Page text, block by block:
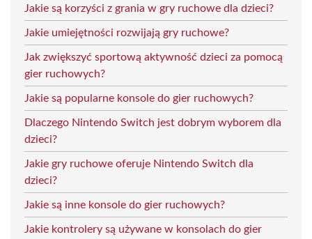
Jakie są korzyści z grania w gry ruchowe dla dzieci?
Jakie umiejętności rozwijają gry ruchowe?
Jak zwiększyć sportową aktywność dzieci za pomocą
gier ruchowych?
Jakie są popularne konsole do gier ruchowych?
Dlaczego Nintendo Switch jest dobrym wyborem dla
dzieci?
Jakie gry ruchowe oferuje Nintendo Switch dla
dzieci?
Jakie są inne konsole do gier ruchowych?
Jakie kontrolery są używane w konsolach do gier